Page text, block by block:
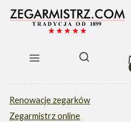
Otwórz
Renowacje zegarków
Zegarmistrz online